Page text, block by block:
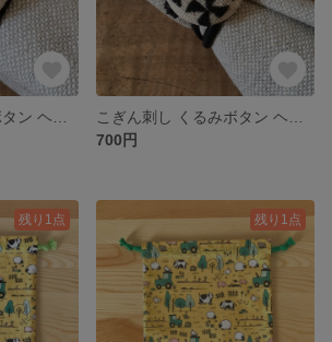
700円
残り1点 残り1点